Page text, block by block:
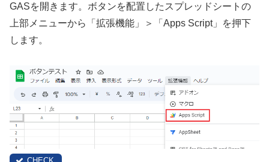
GASを開きます。ボタンを配置したスプレッドシートの
上部メニューから「拡張機能」＞「Apps Script」を押下
します。